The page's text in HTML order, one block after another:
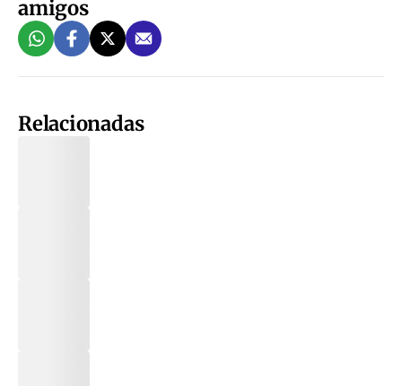
amigos
Relacionadas